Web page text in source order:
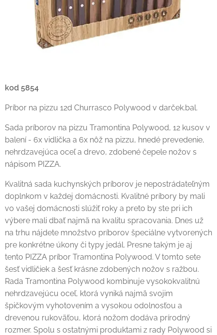
kod 5854
Príbor na pizzu 12d Churrasco Polywood v darček.bal.
Sada príborov na pizzu Tramontina Polywood, 12 kusov v
balení - 6x vidlička a 6x nôž na pizzu, hnedé prevedenie,
nehrdzavejúca oceľ a drevo, zdobené čepele nožov s
nápisom PIZZA.
Kvalitná sada kuchynských príborov je nepostrádateľným
doplnkom v každej domácnosti. Kvalitné príbory by mali
vo vašej domácnosti slúžiť roky a preto by ste pri ich
výbere mali dbať najmä na kvalitu spracovania. Dnes už
na trhu nájdete množstvo príborov špeciálne vytvorených
pre konkrétne úkony či typy jedál. Presne takým je aj
tento PIZZA príbor Tramontina Polywood. V tomto sete
šesť vidličiek a šesť krásne zdobených nožov s ražbou.
Rada Tramontina Polywood kombinuje vysokokvalitnú
nehrdzavejúcu oceľ, ktorá vyniká najmä svojim
špičkovým vyhotovením a vysokou odolnosťou a
drevenou rukoväťou, ktorá nožom dodáva prírodný
rozmer. Spolu s ostatnými produktami z rady Polywood si